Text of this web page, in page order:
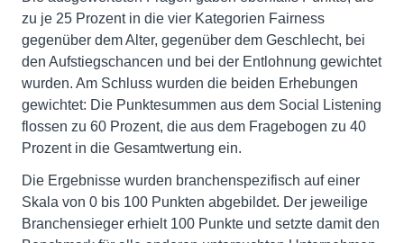
zu je 25 Prozent in die vier Kategorien Fairness
gegenüber dem Alter, gegenüber dem Geschlecht, bei
den Aufstiegschancen und bei der Entlohnung gewichtet
wurden. Am Schluss wurden die beiden Erhebungen
gewichtet: Die Punktesummen aus dem Social Listening
flossen zu 60 Prozent, die aus dem Fragebogen zu 40
Prozent in die Gesamtwertung ein.
Die Ergebnisse wurden branchenspezifisch auf einer
Skala von 0 bis 100 Punkten abgebildet. Der jeweilige
Branchensieger erhielt 100 Punkte und setzte damit den